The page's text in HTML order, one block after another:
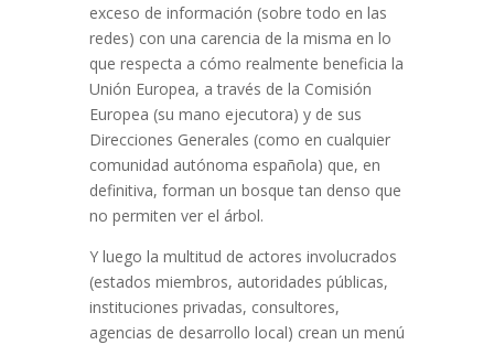
exceso de información (sobre todo en las
redes) con una carencia de la misma en lo
que respecta a cómo realmente beneficia la
Unión Europea, a través de la Comisión
Europea (su mano ejecutora) y de sus
Direcciones Generales (como en cualquier
comunidad autónoma española) que, en
definitiva, forman un bosque tan denso que
no permiten ver el árbol.
Y luego la multitud de actores involucrados
(estados miembros, autoridades públicas,
instituciones privadas, consultores,
agencias de desarrollo local) crean un menú